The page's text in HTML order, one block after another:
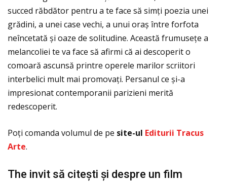
succed răbdător pentru a te face să simţi poezia unei
grădini, a unei case vechi, a unui oraș între forfota
neîncetată și oaze de solitudine. Această frumuseţe a
melancoliei te va face să afirmi că ai descoperit o
comoară ascunsă printre operele marilor scriitori
interbelici mult mai promovaţi. Persanul ce și-a
impresionat contemporanii parizieni merită
redescoperit.
Poţi comanda volumul de pe site-ul Editurii Tracus
Arte.
The invit să citești și despre un film